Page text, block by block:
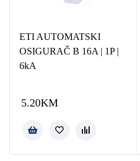
ETI AUTOMATSKI
OSIGURAČ B 16A | 1P |
6kA
5.20KM